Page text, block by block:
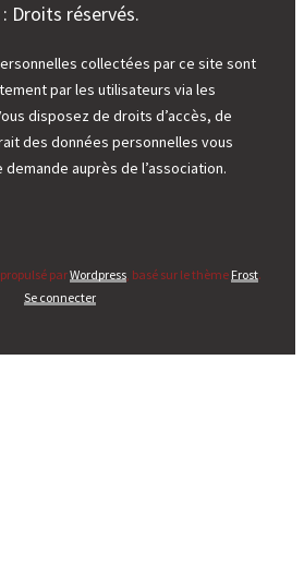
Droits réservés.
collectées par ce site sont
par les utilisateurs via les
disposez de droits d’accès, de
des données personnelles vous
auprès de l’association.
parWordpress, basé sur le thème Frost.
Se connecter